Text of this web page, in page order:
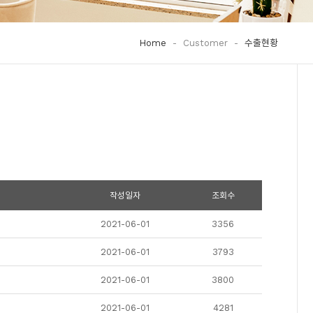
Home - Customer - 수출현황
작성일자 조회수
2021-06-01 3356
2021-06-01 3793
2021-06-01 3800
2021-06-01 4281